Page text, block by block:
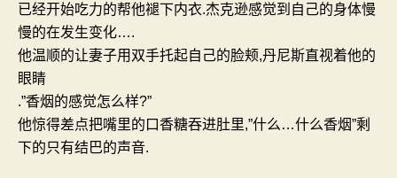
已经开始吃力的帮他褪下内衣.杰克逊感觉到自己的身体慢
慢的在发生变化….
他温顺的让妻子用双手托起自己的脸颊,丹尼斯直视着他的
眼睛
.”香烟的感觉怎么样?”
他惊得差点把嘴里的口香糖吞进肚里,”什么…什么香烟”剩
下的只有结巴的声音.